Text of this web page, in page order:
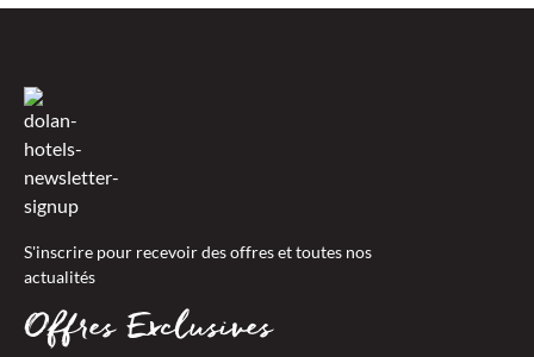
S'inscrire pour recevoir des offres et toutes nos
actualités
Offres Exclusives